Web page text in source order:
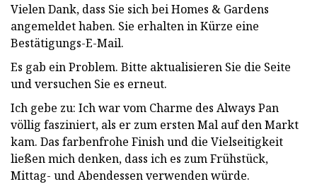
Vielen Dank, dass Sie sich bei Homes & Gardens
angemeldet haben. Sie erhalten in Kürze eine
Bestätigungs-E-Mail.
Es gab ein Problem. Bitte aktualisieren Sie die Seite
und versuchen Sie es erneut.
Ich gebe zu: Ich war vom Charme des Always Pan
völlig fasziniert, als er zum ersten Mal auf den Markt
kam. Das farbenfrohe Finish und die Vielseitigkeit
ließen mich denken, dass ich es zum Frühstück,
Mittag- und Abendessen verwenden würde.